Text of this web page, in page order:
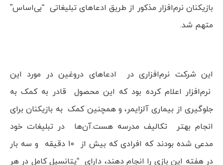
بازیکنان نرم‌افزار مذکور از طریق ادعاهای تبلیغاتی “بی‌اساس”
متهم شد.
این شرکت نرم‌افزاری در ادعاهای دروغین در مورد این
نرم‌افزار اعلام کرده بود که این محصول قادر به کمک به
جلوگیری از بیماری آلزایمر، و همچنین کمک به بازیکنان برای
انجام بهتر تکالیف مدرسه هست.آن‌ها در تبلیغات خود
مدعی شده بودند که افرادی که بیش از 10 دقیقه و سه بار
در هفته این بازی را انجام دهند، دارای “پتانسیل کامل در هر